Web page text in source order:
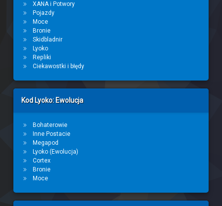
XANA i Potwory
Pojazdy
Moce
Bronie
Skidbladnir
Lyoko
Repliki
Ciekawostki i błędy
Kod Lyoko: Ewolucja
Bohaterowie
Inne Postacie
Megapod
Lyoko (Ewolucja)
Cortex
Bronie
Moce